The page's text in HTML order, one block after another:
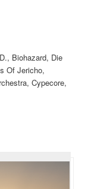
Biohazard, Die
Of Jericho,
Cypecore,